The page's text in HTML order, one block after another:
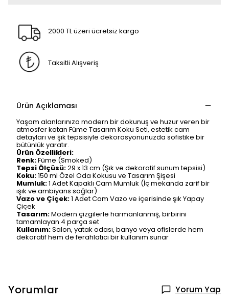
2000 TL üzeri ücretsiz kargo
Taksitli Alışveriş
Ürün Açıklaması
Yaşam alanlarınıza modern bir dokunuş ve huzur veren bir
atmosfer katan Füme Tasarım Koku Seti, estetik cam
detayları ve şık tepsisiyle dekorasyonunuzda sofistike bir
bütünlük yaratır.
Ürün Özellikleri:
Renk:Füme (Smoked)
Tepsi Ölçüsü:29 x 13 cm (Şık ve dekoratif sunum tepsisi)
Koku:150 ml Özel Oda Kokusu ve Tasarım Şişesi
Mumluk:1 Adet Kapaklı Cam Mumluk (İç mekanda zarif bir
ışık ve ambiyans sağlar)
Vazo ve Çiçek:1 Adet Cam Vazo ve içerisinde şık Yapay
Çiçek
Tasarım:Modern çizgilerle harmanlanmış, birbirini
tamamlayan 4 parça set
Kullanım:Salon, yatak odası, banyo veya ofislerde hem
dekoratif hem de ferahlatıcı bir kullanım sunar
Yorumlar Yorum Yap